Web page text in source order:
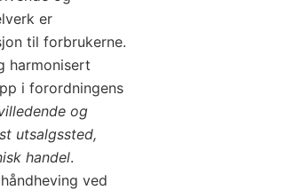
er
til forbrukerne.
harmonisert
i forordningens
og
utsalgssted,
handel.
ved